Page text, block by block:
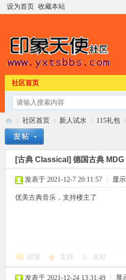
设为首页 收藏本站
社区首页
»
社区首页
›
新人试水
›
115礼包
›
[古典 Classical] 德国古典
发表于 2021-12-7 20:11:57 显
优美古典音乐，支持楼主了
回复 支持 反对
发表于 2021-12-24 13:31:49 显